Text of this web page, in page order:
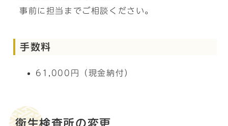
事前に担当までご相談ください。
手数料
61,000円（現金納付）
衛生検査所の変更